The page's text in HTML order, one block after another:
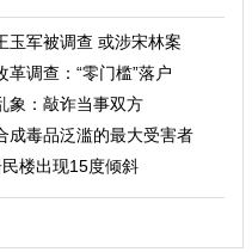
玉军被调查 或涉宋林案
革调查：“零门槛”落户
象：敲诈当事双方
成毒品泛滥的最大受害者
楼出现15度倾斜